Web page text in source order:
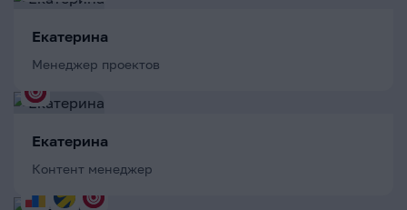
Екатерина
Менеджер проектов
Екатерина
Контент менеджер